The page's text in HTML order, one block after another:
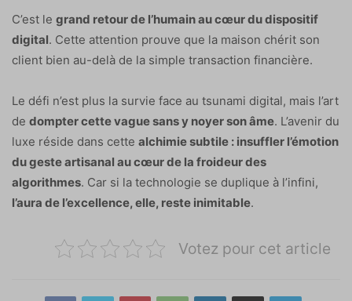
C’est le grand retour de l’humain au cœur du dispositif
digital. Cette attention prouve que la maison chérit son
client bien au-delà de la simple transaction financière.
Le défi n’est plus la survie face au tsunami digital, mais l’art
de dompter cette vague sans y noyer son âme. L’avenir du
luxe réside dans cette alchimie subtile : insuffler l’émotion
du geste artisanal au cœur de la froideur des
algorithmes. Car si la technologie se duplique à l’infini,
l’aura de l’excellence, elle, reste inimitable.
Votez pour cet article